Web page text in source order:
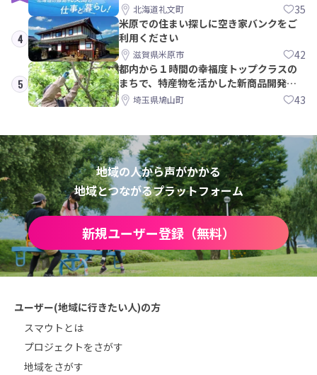
北海道礼文町 35
4
米原での住まい探しに空き家バンクをご
利用ください
滋賀県米原市 42
5
都内から１時間の幸福度トップクラスの
まちで、特産物を活かした新商品開発＆
PRメンバー募集！
埼玉県鳩山町 43
地域の人から声がかかる
地域とつながるプラットフォーム
新規ユーザー登録（無料）
ユーザー(地域に行きたい人)の方
スマウトとは
プロジェクトをさがす
地域をさがす